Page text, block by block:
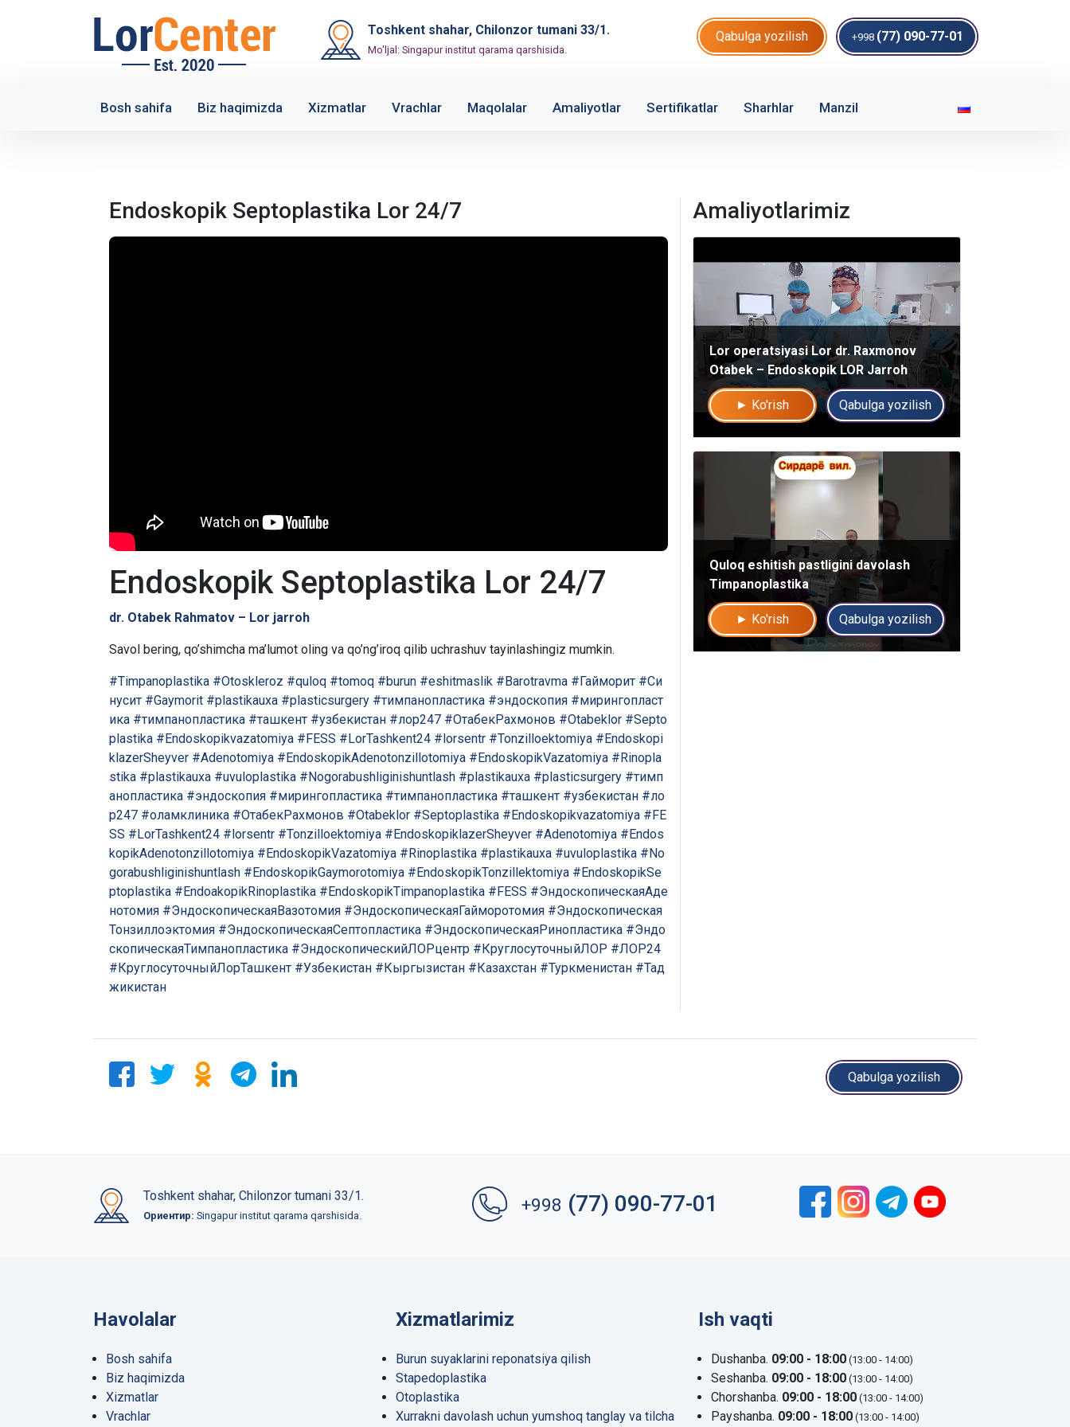
Toshkent shahar, Chilonzor tumani 33/1.
Mo'ljal: Singapur institut qarama qarshisida.
Qabulga yozilish +998 (77) 090-77-01
Bosh sahifa Biz haqimizda Xizmatlar Vrachlar Maqolalar Amaliyotlar Sertifikatlar Sharhlar Manzil
Endoskopik Septoplastika Lor 24/7
Endoskopik Septoplastika Lor 24/7
dr. Otabek Rahmatov – Lor jarroh
Savol bering, qo’shimcha ma’lumot oling va qo’ng’iroq qilib uchrashuv tayinlashingiz mumkin.
#Timpanoplastika #Otoskleroz #quloq #tomoq #burun #eshitmaslik #Barotravma #Гайморит #Си
нусит #Gaymorit #plastikauxa #plasticsurgery #тимпанопластика #эндоскопия #мирингопласт
ика #тимпанопластика #ташкент #узбекистан #лор247 #ОтабекРахмонов #Otabeklor #Septo
plastika #Endoskopikvazatomiya #FESS #LorTashkent24 #lorsentr #Tonzilloektomiya #Endoskopi
klazerSheyver #Adenotomiya #EndoskopikAdenotonzillotomiya #EndoskopikVazatomiya #Rinopla
stika #plastikauxa #uvuloplastika #Nogorabushliginishuntlash #plastikauxa #plasticsurgery #тимп
анопластика #эндоскопия #мирингопластика #тимпанопластика #ташкент #узбекистан #ло
р247 #оламклиника #ОтабекРахмонов #Otabeklor #Septoplastika #Endoskopikvazatomiya #FE
SS #LorTashkent24 #lorsentr #Tonzilloektomiya #EndoskopiklazerSheyver #Adenotomiya #Endos
kopikAdenotonzillotomiya #EndoskopikVazatomiya #Rinoplastika #plastikauxa #uvuloplastika #No
gorabushliginishuntlash #EndoskopikGaymorotomiya #EndoskopikTonzillektomiya #EndoskopikSe
ptoplastika #EndoakopikRinoplastika #EndoskopikTimpanoplastika #FESS #ЭндоскопическаяАде
нотомия #ЭндоскопическаяВазотомия #ЭндоскопическаяГайморотомия #Эндоскопическая
Тонзиллоэктомия #ЭндоскопическаяСептопластика #ЭндоскопическаяРинопластика #Эндо
скопическаяТимпанопластика #ЭндоскопическийЛОРцентр #КруглосуточныйЛОР #ЛОР24
#КруглосуточныйЛорТашкент #Узбекистан #Кыргызистан #Казахстан #Туркменистан #Тад
жикистан
Amaliyotlarimiz
Lor operatsiyasi Lor dr. Raxmonov
Otabek – Endoskopik LOR Jarroh
► Ko'rish Qabulga yozilish
Quloq eshitish pastligini davolash
Timpanoplastika
► Ko'rish Qabulga yozilish
Qabulga yozilish
Toshkent shahar, Chilonzor tumani 33/1.
Ориентир: Singapur institut qarama qarshisida.
+998 (77) 090-77-01
Havolalar
Bosh sahifa
Biz haqimizda
Xizmatlar
Vrachlar
Xizmatlarimiz
Burun suyaklarini reponatsiya qilish
Stapedoplastika
Otoplastika
Xurrakni davolash uchun yumshoq tanglay va tilcha
Ish vaqti
Dushanba. 09:00 - 18:00 (13:00 - 14:00)
Seshanba. 09:00 - 18:00 (13:00 - 14:00)
Chorshanba. 09:00 - 18:00 (13:00 - 14:00)
Payshanba. 09:00 - 18:00 (13:00 - 14:00)
Mutaxassislar
Bizning shifokorlarimiz sizga maslahat berishdan xursand bo'lishadi!
Mutaxassisga yozing yo'q rahmat